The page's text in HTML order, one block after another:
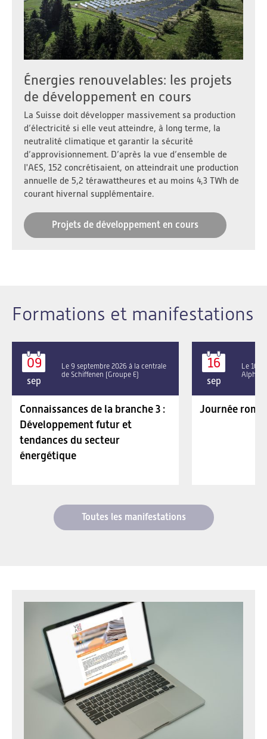
Énergies renouvelables: les projets
de développement en cours
La Suisse doit développer massivement sa production
d’électricité si elle veut atteindre, à long terme, la
neutralité climatique et garantir la sécurité
d’approvisionnement. D’après la vue d’ensemble de
l'AES, 152 concrétisaient, on atteindrait une production
annuelle de 5,2 térawattheures et au moins 4,3 TWh de
courant hivernal supplémentaire.
Projets de développement en cours
Formations et manifestations
09
sep
Le 9 septembre 2026 à la centrale
de Schiffenen (Groupe E)
Connaissances de la branche 3 :
Développement futur et
tendances du secteur
énergétique
16
sep
Le 16
Alpha
Journée
Toutes les manifestations